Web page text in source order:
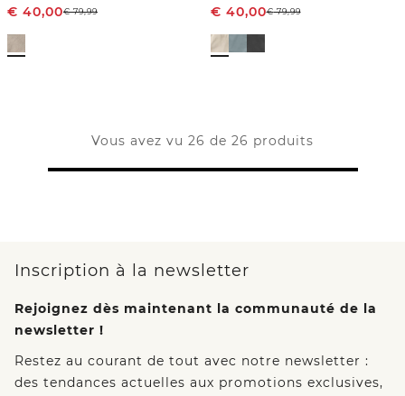
€ 40,00€79,99
€ 40,00€79,99
Vous avez vu 26 de 26 produits
Inscription à la newsletter
Rejoignez dès maintenant la communauté de la
newsletter !
Restez au courant de tout avec notre newsletter :
des tendances actuelles aux promotions exclusives,